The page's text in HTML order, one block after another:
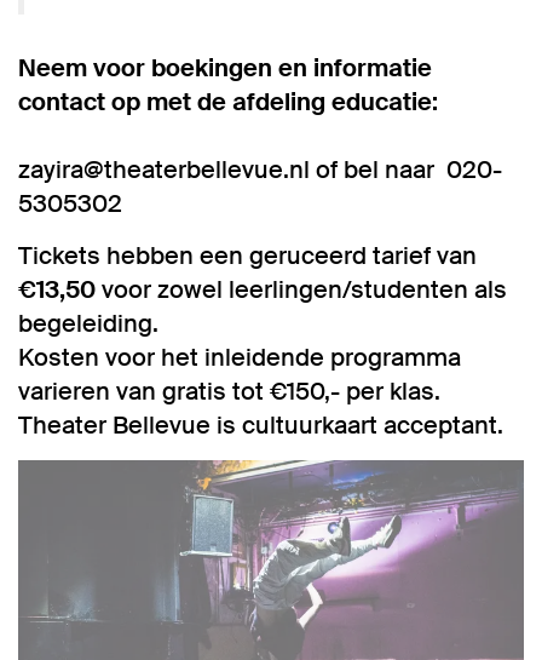
Neem voor boekingen en informatie
contact op met de afdeling educatie:
zayira@theaterbellevue.nl of bel naar 020-
5305302
Tickets hebben een geruceerd tarief van
€13,50voor zowel leerlingen/studenten als
begeleiding.
Kosten voor het inleidende programma
varieren van gratis tot €150,- per klas.
Theater Bellevue is cultuurkaart acceptant.